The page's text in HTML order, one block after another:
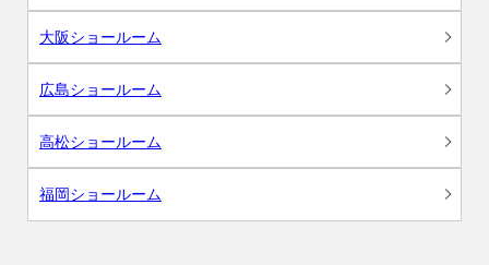
大阪ショールーム
広島ショールーム
高松ショールーム
福岡ショールーム